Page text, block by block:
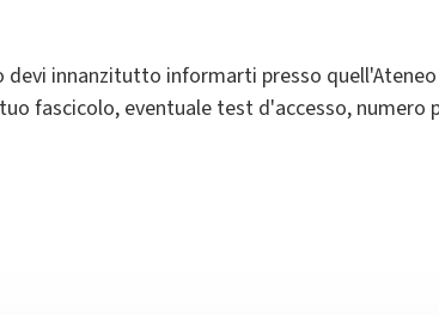
innanzitutto informarti presso
fascicolo, eventuale test d'accesso,